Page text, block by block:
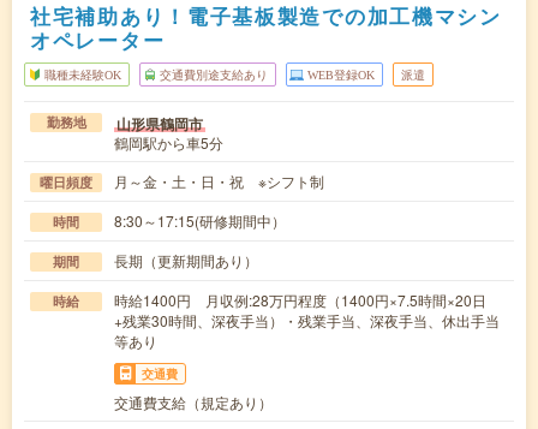
社宅補助あり！電子基板製造での加工機マシン
オペレーター
職種未経験OK 交通費別途支給あり WEB登録OK 派遣
勤務地 山形県鶴岡市
鶴岡駅から車5分
曜日頻度 月～金・土・日・祝 ※シフト制
時間 8:30～17:15(研修期間中）
期間 長期（更新期間あり）
時給
時給1400円 月収例:28万円程度（1400円×7.5時間×20日
+残業30時間、深夜手当）・残業手当、深夜手当、休出手当
等あり
交通費
交通費支給（規定あり）